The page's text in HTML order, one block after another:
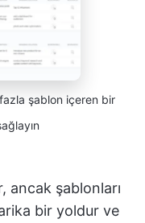
şablon içeren bir
ancak şablonları
bir yoldur ve